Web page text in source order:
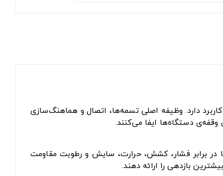
دارد. وظیفه اصلی تسمه‌ها، اتصال و هماهنگ‌سازی
دستگاه‌ها ایفا می‌کنند.
در برابر فشار، کشش، حرارت، سایش و رطوبت مقاومت
بازدهی را ارائه دهند.